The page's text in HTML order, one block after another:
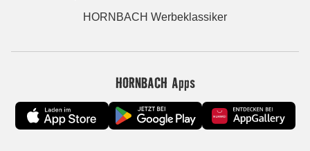
HORNBACH Werbeklassiker
HORNBACH Apps